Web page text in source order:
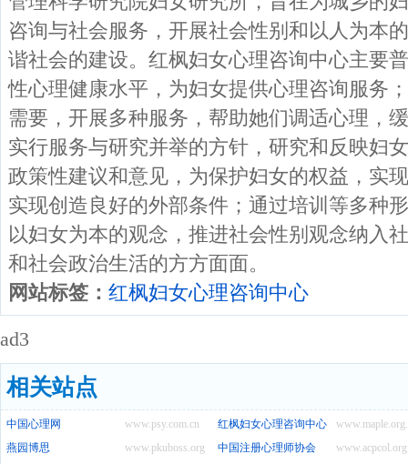
咨询与社会服务，开展社会性别和以人为本
谐社会的建设。红枫妇女心理咨询中心主要
性心理健康水平，为妇女提供心理咨询服务
需要，开展多种服务，帮助她们调适心理，
实行服务与研究并举的方针，研究和反映妇
政策性建议和意见，为保护妇女的权益，实
实现创造良好的外部条件；通过培训等多种
以妇女为本的观念，推进社会性别观念纳入
和社会政治生活的方方面面。
网站标签： 红枫妇女心理咨询中心
ad3
相关站点
www.psy.com.cn
中国心理网
红枫妇女心理咨询中心
www.pkuboss.org
燕园博思
中国注册心理师协会